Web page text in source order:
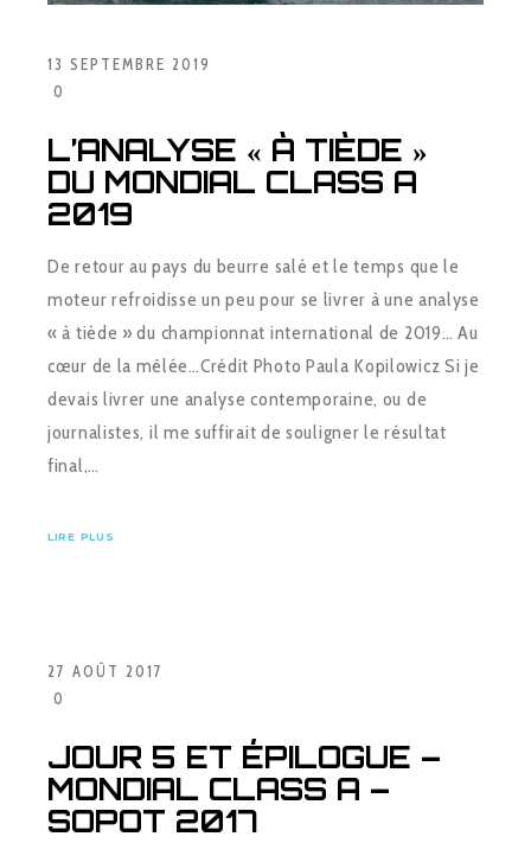
13 SEPTEMBRE 2019
0
L’ANALYSE « À TIÈDE »
DU MONDIAL CLASS A
2019
De retour au pays du beurre salé et le temps que le
moteur refroidisse un peu pour se livrer à une analyse
« à tiède » du championnat international de 2019… Au
cœur de la mêlée…Crédit Photo Paula Kopilowicz Si je
devais livrer une analyse contemporaine, ou de
journalistes, il me suffirait de souligner le résultat
final,…
LIRE PLUS
27 AOÛT 2017
0
JOUR 5 ET ÉPILOGUE –
MONDIAL CLASS A –
SOPOT 2017